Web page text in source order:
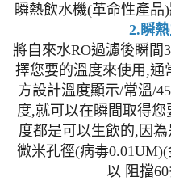
瞬熱飲水機(革命性產品
2.瞬
將自來水RO過濾後瞬間
擇您要的溫度來使用,通
方設計溫度顯示/常溫/
度,就可以在瞬間取得
度都是可以生飲的,因
微米孔徑(病毒
以 阻擋